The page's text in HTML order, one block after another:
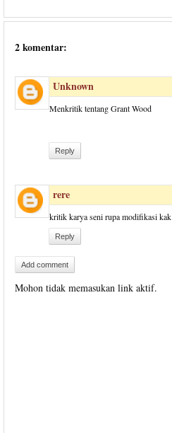
2 komentar:
Unknown
Menkritik tentang Grant Wood
Reply
rere
kritik karya seni rupa modifikasi kak
Reply
Add comment
Mohon tidak memasukan link aktif.